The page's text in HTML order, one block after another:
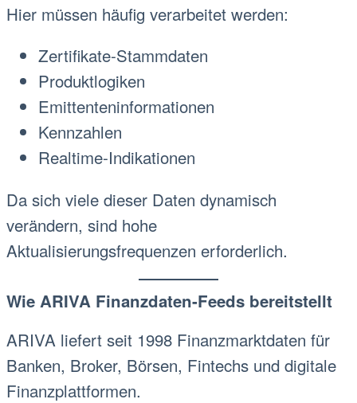
Hier müssen häufig verarbeitet werden:
Zertifikate-Stammdaten
Produktlogiken
Emittenteninformationen
Kennzahlen
Realtime-Indikationen
Da sich viele dieser Daten dynamisch
verändern, sind hohe
Aktualisierungsfrequenzen erforderlich.
Wie ARIVA Finanzdaten-Feeds bereitstellt
ARIVA liefert seit 1998 Finanzmarktdaten für
Banken, Broker, Börsen, Fintechs und digitale
Finanzplattformen.